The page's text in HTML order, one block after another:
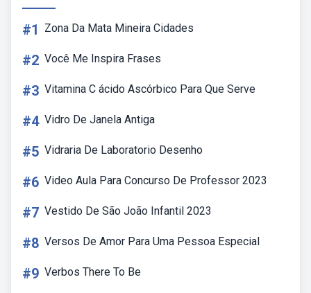
#1 Zona Da Mata Mineira Cidades
#2 Você Me Inspira Frases
#3 Vitamina C ácido Ascórbico Para Que Serve
#4 Vidro De Janela Antiga
#5 Vidraria De Laboratorio Desenho
#6 Video Aula Para Concurso De Professor 2023
#7 Vestido De São João Infantil 2023
#8 Versos De Amor Para Uma Pessoa Especial
#9 Verbos There To Be